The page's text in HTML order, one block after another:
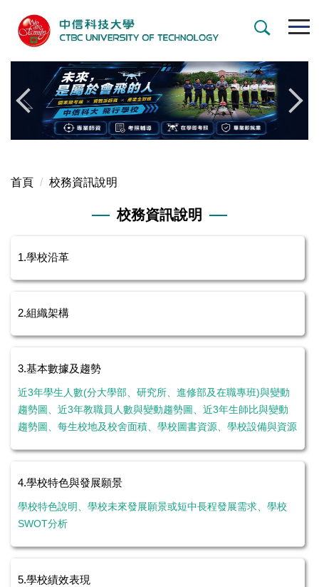
要
容
首頁 校務資訊說明
校務資訊說明
1.學校沿革
2.組織架構
3.基本數據及趨勢
近3年學生人數(分大學部、研究所、進修部及在職專班)與變動
趨勢圖、近3年教職員人數與變動趨勢圖、近3年生師比與變動
趨勢圖、每生校地及校舍面積、學校圖書資源、學校設備與資源
4.學校特色與發展願景
學校特色說明、學校未來發展願景或短中長程發展需求、學校
SWOT分析
5.學校績效表現